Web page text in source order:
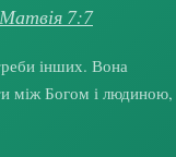
7:7
інших. Вона
між Богом і людиною,